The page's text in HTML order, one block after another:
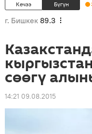
Кечээ Бүгүн
г. Бишкек 89.3
сөөгү
14:21 09.08.2015